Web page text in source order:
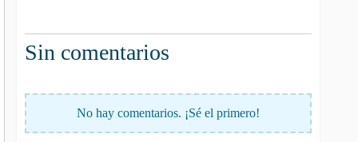
Sin comentarios
No hay comentarios. ¡Sé el primero!